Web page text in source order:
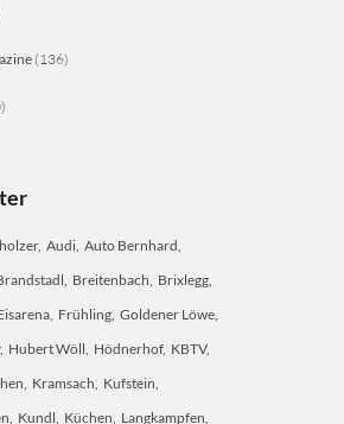
(136)
Audi Auto Bernhard
Breitenbach Brixlegg
Frühling Goldener Löwe
Hubert Wöll Hödnerhof KBTV
Kramsach Kufstein
Kundl Küchen Langkampfen